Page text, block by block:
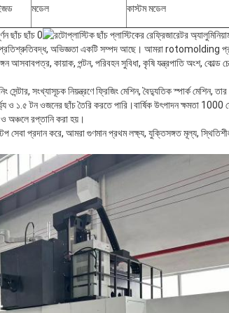
মডেল কাস্টম মডেল
প্রতিশ্রুতিবদ্ধ, অভিজ্ঞতা একটি সম্পদ আছে। আমরা rotomolding
আসবাবপত্র, কায়াক, পন্টন, পরিবহন সুবিধা, কৃষি যন্ত্রপাতি অংশ, কোল্ড
সংখ্যাসূচক নিয়ন্ত্রণে ফ্রিজিং মেশিন, বৈদ্যুতিক স্পার্ক মেশিন,
দৈর্ঘ্য ও ১.৫ টন ওজনের ছাঁচ তৈরি করতে পারি।বার্ষিক উৎপাদন ক্ষমতা
অঞ্চলে রপ্তানি করা হয়।
প্রদান করে, আমরা গুণমান প্রথম লক্ষ্য, যুক্তিসঙ্গত মূল্য,